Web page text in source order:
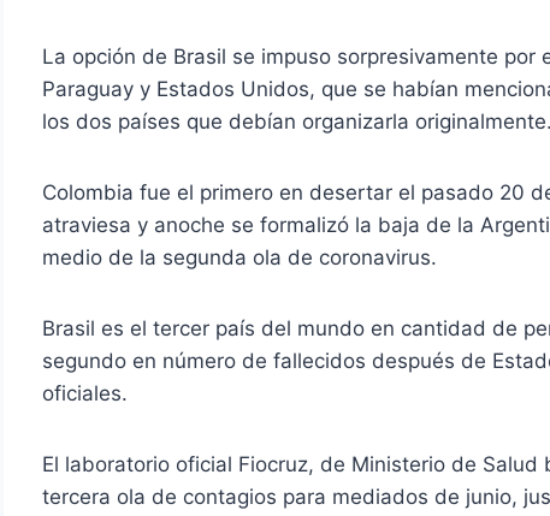
La opción de Brasil se impuso sorpresivamente por
Paraguay y Estados Unidos, que se habían
los dos países que debían organizarla originalmente.
Colombia fue el primero en desertar el pasado 20
atraviesa y anoche se formalizó la baja de la
medio de la segunda ola de coronavirus.
Brasil es el tercer país del mundo en cantidad de
segundo en número de fallecidos después de
oficiales.
El laboratorio oficial Fiocruz, de Ministerio de Salud
tercera ola de contagios para mediados de junio,